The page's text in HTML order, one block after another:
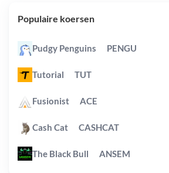
Populaire koersen
Pudgy Penguins PENGU
Tutorial TUT
Fusionist ACE
Cash Cat CASHCAT
The Black Bull ANSEM